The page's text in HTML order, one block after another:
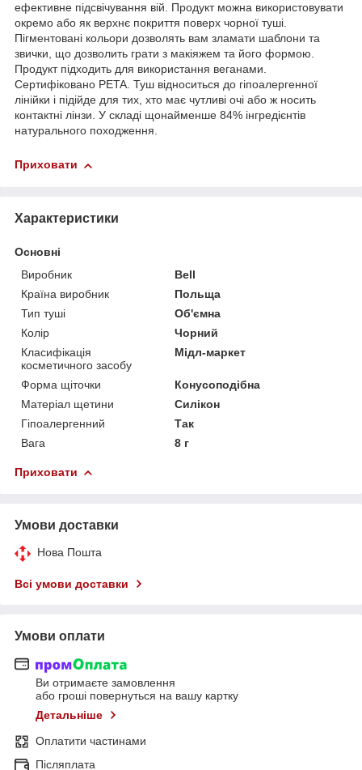
ефективне підсвічування вій. Продукт можна використовувати
окремо або як верхнє покриття поверх чорної туші.
Пігментовані кольори дозволять вам зламати шаблони та
звички, що дозволить грати з макіяжем та його формою.
Продукт підходить для використання веганами.
Сертифіковано PETA. Туш відноситься до гіпоалергенної
лінійки і підійде для тих, хто має чутливі очі або ж носить
контактні лінзи. У складі щонайменше 84% інгредієнтів
натурального походження.
Приховати
Характеристики
Основні
Виробник
Bell
Країна виробник
Польща
Тип туші
Об'ємна
Колір
Чорний
Класифікація
косметичного засобу
Мідл-маркет
Форма щіточки
Конусоподібна
Матеріал щетини
Силікон
Гіпоалергенний
Так
Вага
8 г
Приховати
Умови доставки
Нова Пошта
Всі умови доставки
Умови оплати
Ви отримаєте замовлення
або гроші повернуться на вашу картку
Детальніше
Оплатити частинами
Післяплата